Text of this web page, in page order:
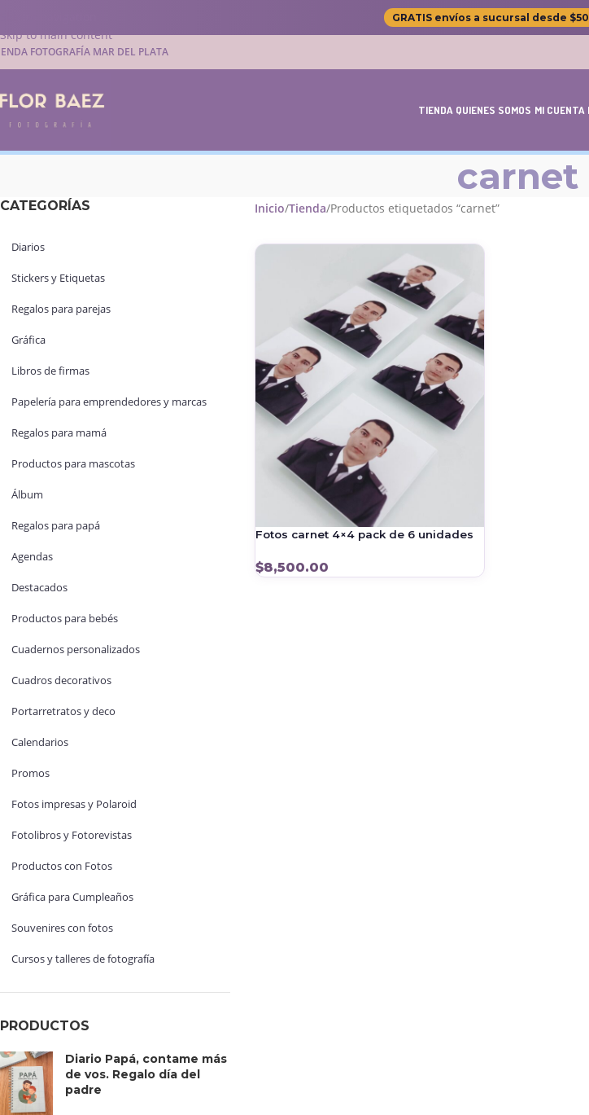
Skip to main content
GRATIS envíos a sucursal desde
FOTOGRAFÍA MAR DEL PLATA
TIENDA QUIENES SOMOS MI CUENTA
carnet
CATEGORÍAS
Diarios
Stickers y Etiquetas
Regalos para parejas
Gráfica
Libros de firmas
Papelería para emprendedores y marcas
Regalos para mamá
Productos para mascotas
Álbum
Regalos para papá
Agendas
Destacados
Productos para bebés
Cuadernos personalizados
Cuadros decorativos
Portarretratos y deco
Calendarios
Promos
Fotos impresas y Polaroid
Fotolibros y Fotorevistas
Productos con Fotos
Gráfica para Cumpleaños
Souvenires con fotos
Cursos y talleres de fotografía
PRODUCTOS
Diario Papá, contame más
de vos. Regalo día del
padre
Inicio Tienda Productos etiquetados “carnet”
Fotos carnet 4×4 pack de 6 unidades
$8,500.00